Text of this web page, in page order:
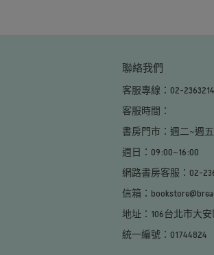
聯絡我們
客服專線：02-
客服時間：
書房門市：週二~週五
週日：09:00~16:00
網路書房客服：02-
信箱：
地址：106台北市大
統一編號：01744824